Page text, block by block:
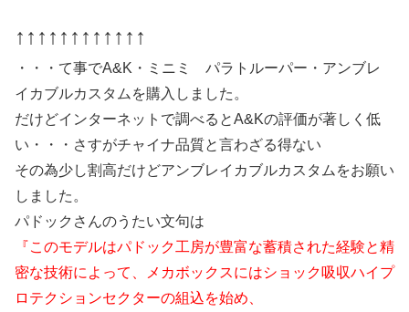
↑↑↑↑↑↑↑↑↑↑↑↑
・・・て事でA&K・ミニミ パラトルーパー・アンブレ
イカブルカスタムを購入しました。
だけどインターネットで調べるとA&Kの評価が著しく低
い・・・さすがチャイナ品質と言わざる得ない
その為少し割高だけどアンブレイカブルカスタムをお願い
しました。
パドックさんのうたい文句は
『このモデルはパドック工房が豊富な蓄積された経験と精
密な技術によって、メカボックスにはショック吸収ハイプ
ロテクションセクターの組込を始め、